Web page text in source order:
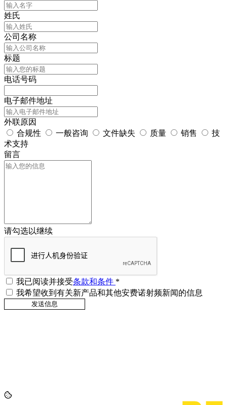
姓氏
公司名称
标题
电话号码
电子邮件地址
外联原因
合规性
一般咨询 文件缺失 质量 销售
技
术支持
留言
请勾选以继续
我已阅读并接受条款和条件 *
我希望收到有关新产品和其他安费诺射频新闻的信息